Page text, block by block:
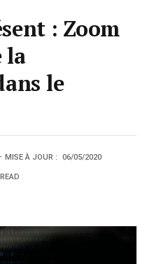
: Zoom
la
le
MISE À JOUR : 06/05/2020